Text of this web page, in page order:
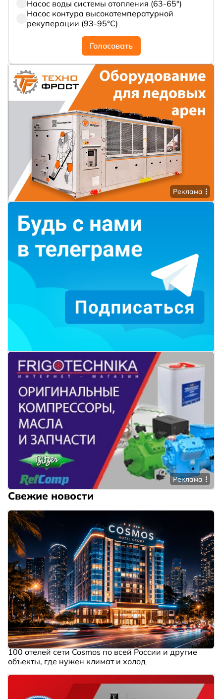
Насос воды системы отопления (63-65°)
Насос контура высокотемпературной
рекуперации (93-95°С)
Голосовать
Реклама
Реклама
Свежие новости
100 отелей сети Cosmos по всей России и другие
объекты, где нужен климат и холод